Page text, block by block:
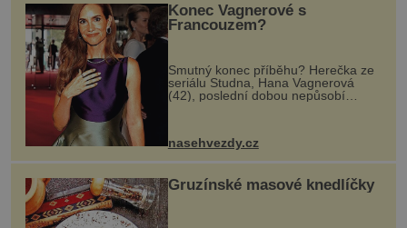
Konec Vagnerové s
Francouzem?
Smutný konec příběhu? Herečka ze
seriálu Studna, Hana Vagnerová
(42), poslední dobou nepůsobí
nasehvezdy.cz
Gruzínské masové knedlíčky